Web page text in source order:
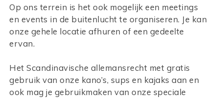
Op ons terrein is het ook mogelijk een meetings
en events in de buitenlucht te organiseren. Je kan
onze gehele locatie afhuren of een gedeelte
ervan.
Het Scandinavische allemansrecht met gratis
gebruik van onze kano’s, sups en kajaks aan en
ook mag je gebruikmaken van onze speciale